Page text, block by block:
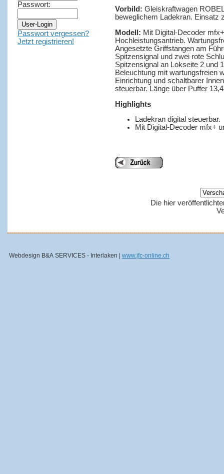
Passwort:
Passwort vergessen?
Jetzt registrieren!
Vorbild: Gleiskraftwagen
beweglichem Ladekran. Einsatz
Modell: Mit Digital-Decoder
Hochleistungsantrieb.
Angesetzte Griffstangen am
Spitzensignal und zwei rote
Spitzensignal an Lokseite 2 und
Beleuchtung mit wartungsfreien
Einrichtung und schaltbarer
steuerbar. Länge über Puffer
Highlights
Ladekran digital steuerbar.
Mit Digital-Decoder mfx+
Die hier
Webdesign B&A SERVICES - Interlaken | www.jfc-online.ch